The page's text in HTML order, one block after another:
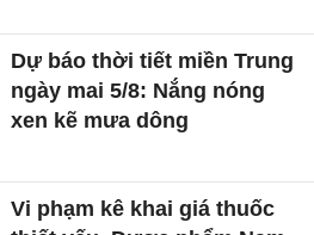
Dự báo thời tiết miền Trung
ngày mai 5/8: Nắng nóng
xen kẽ mưa dông
Vi phạm kê khai giá thuốc